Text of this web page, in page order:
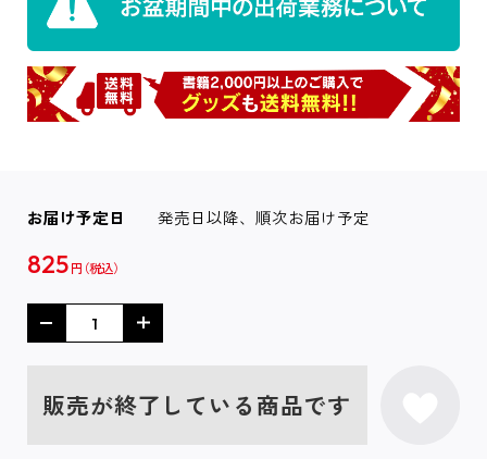
お届け予定日 発売日以降、順次お届け予定
825 円
販売が終了している商品です